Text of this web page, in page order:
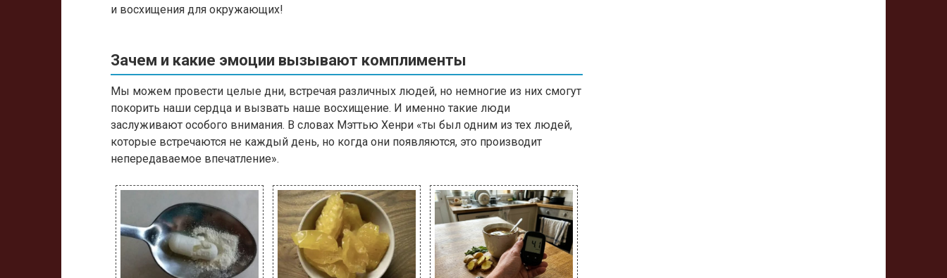
и восхищения для окружающих!
Зачем и какие эмоции вызывают комплименты
Мы можем провести целые дни, встречая различных людей, но немногие из них смогут
покорить наши сердца и вызвать наше восхищение. И именно такие люди
заслуживают особого внимания. В словах Мэттью Хенри «ты был одним из тех людей,
которые встречаются не каждый день, но когда они появляются, это производит
непередаваемое впечатление».